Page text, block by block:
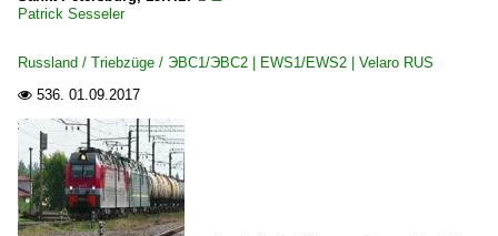
Patrick Sesseler
Russland / Triebzüge / ЭВС1/ЭВС2 | EWS1/EWS2 | Velaro RUS
 536. 01.09.2017